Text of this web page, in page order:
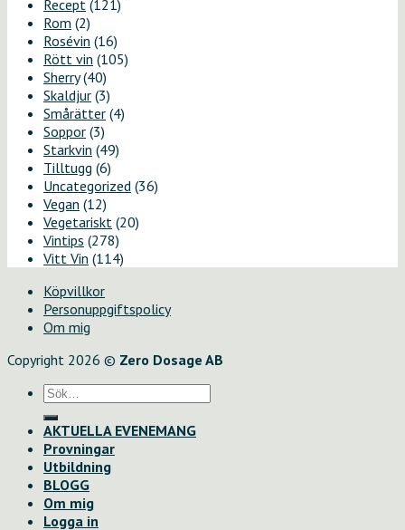
Recept (121)
Rom (2)
Rosévin (16)
Rött vin (105)
Sherry(40)
Skaldjur (3)
Smårätter (4)
Soppor (3)
Starkvin (49)
Tilltugg (6)
Uncategorized (36)
Vegan (12)
Vegetariskt (20)
Vintips (278)
Vitt Vin (114)
Köpvillkor
Personuppgiftspolicy
Om mig
Copyright 2026 © Zero Dosage AB
Sök
AKTUELLA EVENEMANG
Provningar
Utbildning
BLOGG
Om mig
Logga in